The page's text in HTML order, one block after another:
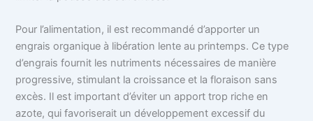
Pour l’alimentation, il est recommandé d’apporter un
engrais organique à libération lente au printemps. Ce type
d’engrais fournit les nutriments nécessaires de manière
progressive, stimulant la croissance et la floraison sans
excès. Il est important d’éviter un apport trop riche en
azote, qui favoriserait un développement excessif du